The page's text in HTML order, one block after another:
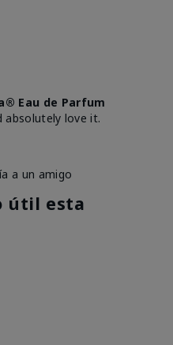
Eau de Parfum
absolutely love it.
a un amigo
útil esta